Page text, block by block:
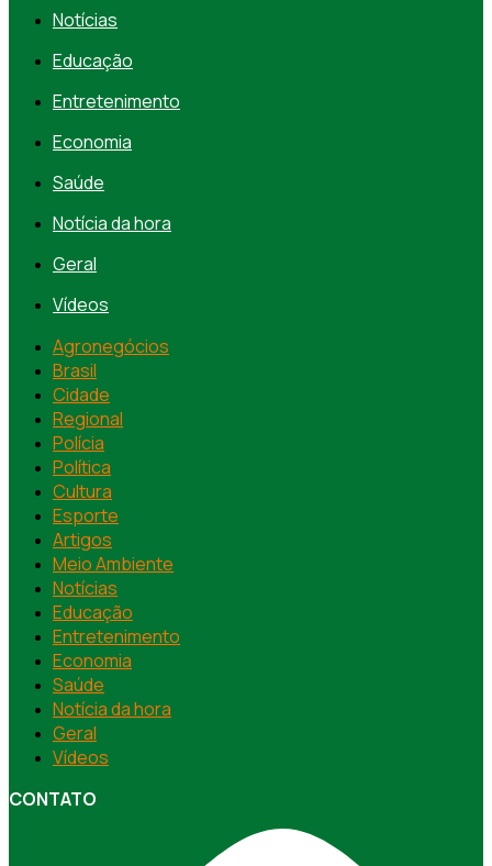
Notícias
Educação
Entretenimento
Economia
Saúde
Notícia da hora
Geral
Vídeos
Agronegócios
Brasil
Cidade
Regional
Polícia
Política
Cultura
Esporte
Artigos
Meio Ambiente
Notícias
Educação
Entretenimento
Economia
Saúde
Notícia da hora
Geral
Vídeos
CONTATO